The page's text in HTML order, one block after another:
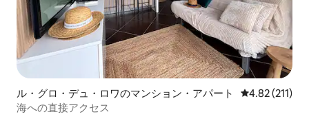
ル・グロ・デュ・ロワのマンション・アパート レビュー211
4.82 (211)
海への直接アクセス